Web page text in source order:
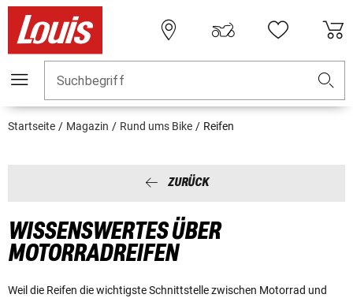
Suchbegriff
Startseite Magazin Rund ums Bike Reifen
ZURÜCK
WISSENSWERTES ÜBER
MOTORRADREIFEN
Weil die Reifen die wichtigste Schnittstelle zwischen Motorrad und